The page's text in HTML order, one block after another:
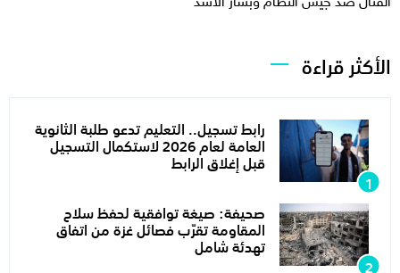
الأكثر قراءة
رابط تسجيل.. التعليم تدعو طلبة الثانوية
العامة لعام 2026 لاستكمال التسجيل
قبل إغلاق الرابط
صحيفة: صيغة توافقية لحفظ سلاح
المقاومة تقرّب فصائل غزة من اتفاق
تهدئة شامل